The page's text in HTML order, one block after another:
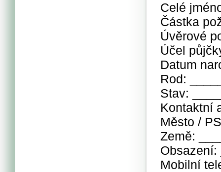
Celé
Částka
Úvěrové
Účel
Datum
Rod:
Stav:
Kontaktní
Město /
Země:
Obsazení:
Mobilní